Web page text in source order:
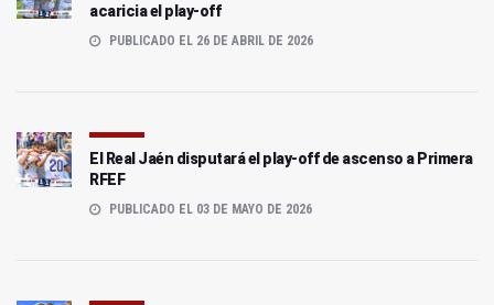
acaricia el play-off
PUBLICADO EL 26 DE ABRIL DE 2026
El Real Jaén disputará el play-off de ascenso a Primera
RFEF
PUBLICADO EL 03 DE MAYO DE 2026